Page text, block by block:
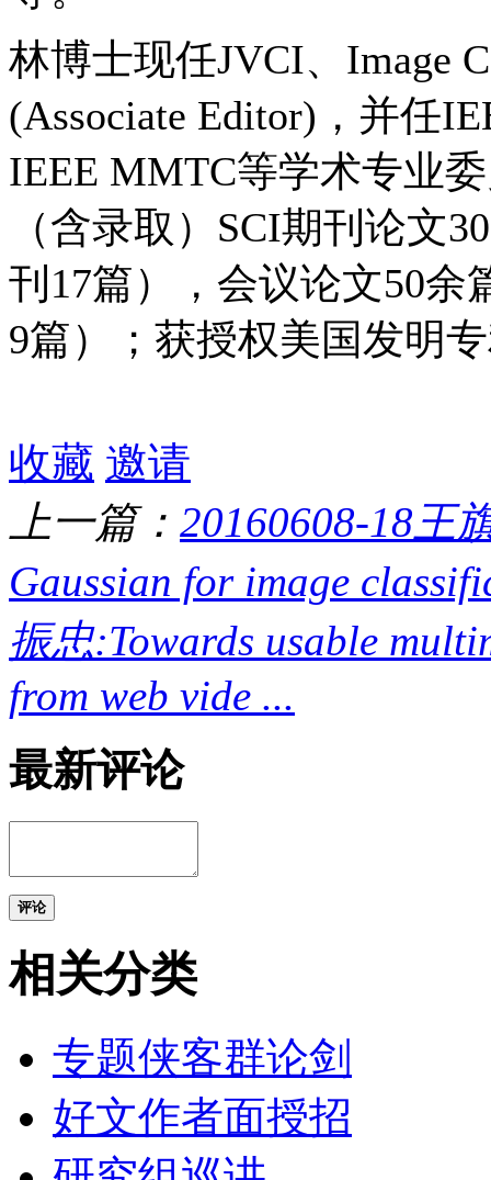
林博士现任JVCI、Image
(Associate Editor)，并任
IEEE MMTC等学术专业
（含录取）SCI期刊论文
刊17篇），会议论文50余
9篇）；获授权美国发明
收藏 邀请
上一篇： 20160608-18王
Gaussian for image
振忠:Towards usable
from web vide ...
最新评论
评论
相关分类
专题侠客群论剑
好文作者面授招